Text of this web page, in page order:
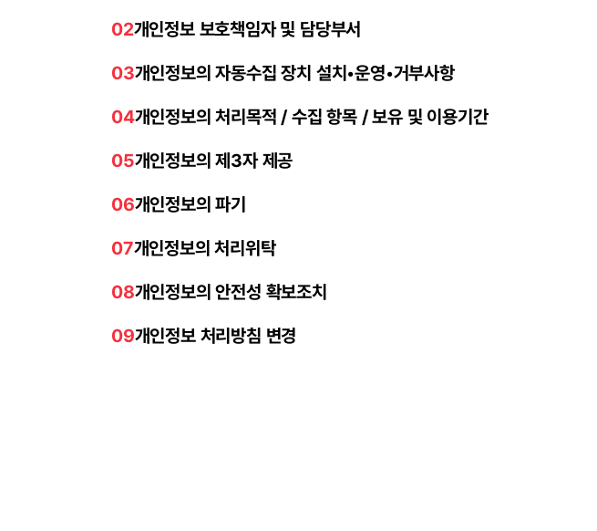
02개인정보 보호책임자 및 담당부서
03개인정보의 자동수집 장치 설치•운영•거부사항
04개인정보의 처리목적 / 수집 항목 / 보유 및 이용기간
05개인정보의 제3자 제공
06개인정보의 파기
07개인정보의 처리위탁
08개인정보의 안전성 확보조치
09개인정보 처리방침 변경